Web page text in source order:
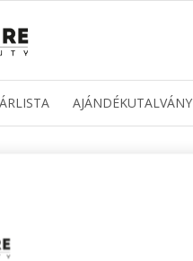
ÁRLISTA AJÁNDÉKUTALVÁNY